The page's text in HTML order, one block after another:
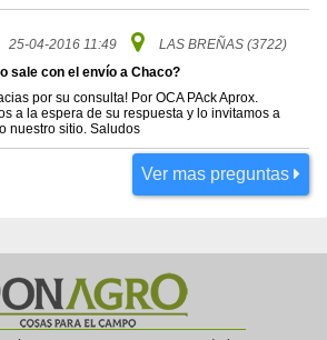
25-04-2016 11:49
LAS BREÑAS (3722)
sale con el envío a Chaco?
por su consulta! Por OCA PAck Aprox.
a la espera de su respuesta y lo invitamos a
nuestro sitio. Saludos
Ver mas preguntas